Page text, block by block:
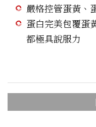
嚴格控管蛋黃、
蛋白完美包覆蛋
都極具說服力